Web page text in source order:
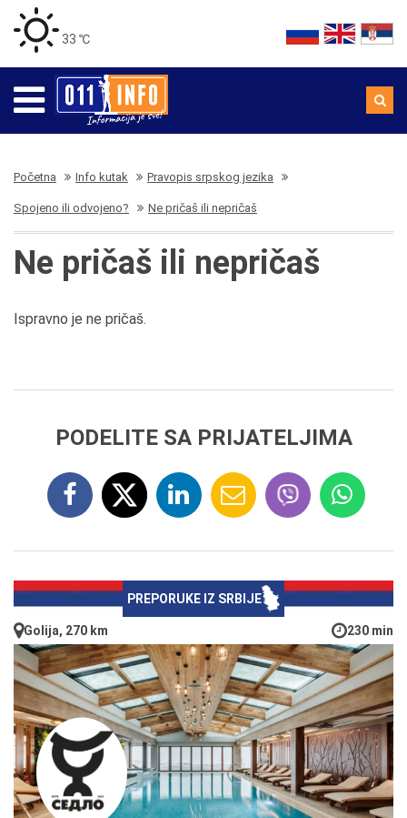
33 ℃
Početna Info kutak Pravopis srpskog jezika
Spojeno ili odvojeno? Ne pričaš ili nepričaš
Ne pričaš ili nepričaš
Ispravno je ne pričaš.
PODELITE SA PRIJATELJIMA
PREPORUKE IZ SRBIJE
Golija, 270 km 230 min